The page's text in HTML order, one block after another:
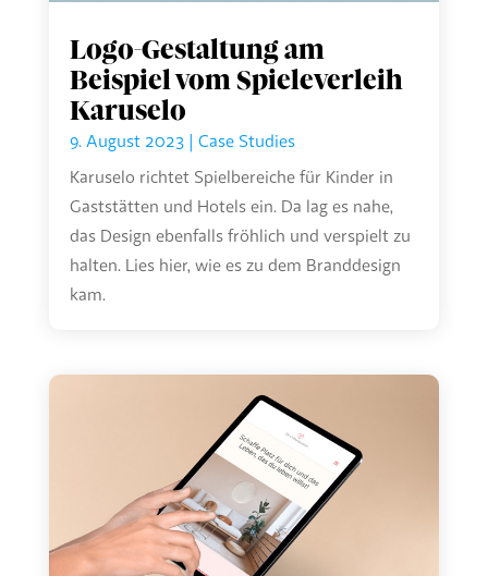
Logo-Gestaltung am
Beispiel vom Spieleverleih
Karuselo
9. August 2023| Case Studies
Karuselo richtet Spielbereiche für Kinder in
Gaststätten und Hotels ein. Da lag es nahe,
das Design ebenfalls fröhlich und verspielt zu
halten. Lies hier, wie es zu dem Branddesign
kam.